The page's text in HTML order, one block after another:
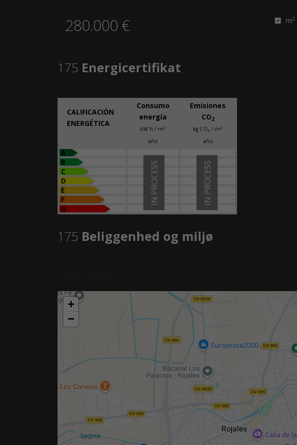
280.000 € m2
175 Energicertifikat
CALIFICACIÓN
ENERGÉTICA
Consumo
energía
kW h / m2
año
Emisiones
CO2
kg CO2 / m2
año
A
B
C
D
E
F
G
IN PROCESS
IN PROCESS
175 Beliggenhed og miljø
+
−